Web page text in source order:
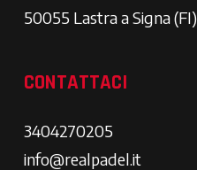
50055 Lastra a Signa (FI)
CONTATTACI
3404270205
info@realpadel.it